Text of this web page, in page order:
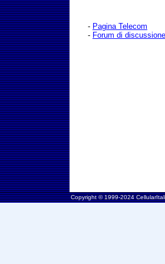
- Pagina Telecom
- Forum di
Copyright © 1999-2024